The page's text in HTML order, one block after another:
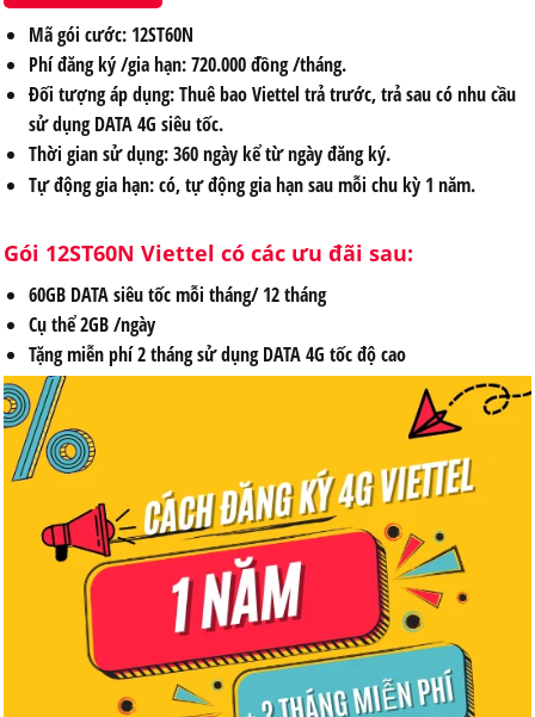
Mã gói cước: 12ST60N
Phí đăng ký /gia hạn: 720.000 đồng /tháng.
Đối tượng áp dụng: Thuê bao Viettel trả trước, trả sau có nhu cầu
sử dụng DATA 4G siêu tốc.
Thời gian sử dụng: 360 ngày kể từ ngày đăng ký.
Tự động gia hạn: có, tự động gia hạn sau mỗi chu kỳ 1 năm.
Gói 12ST60N Viettel có các ưu đãi sau:
60GB DATA siêu tốc mỗi tháng/ 12 tháng
Cụ thể 2GB /ngày
Tặng miễn phí 2 tháng sử dụng DATA 4G tốc độ cao